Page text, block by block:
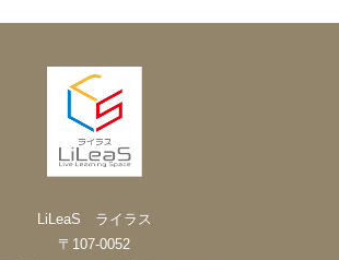
LiLeaS ライラス
〒107-0052